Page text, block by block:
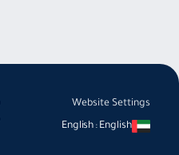
Website Settings
English
:
English